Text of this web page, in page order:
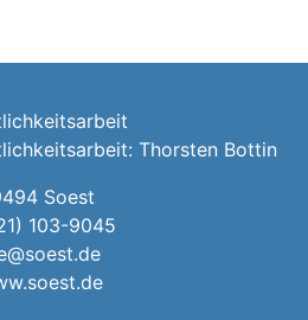
Thorsten Bottin
Soest
103-9045